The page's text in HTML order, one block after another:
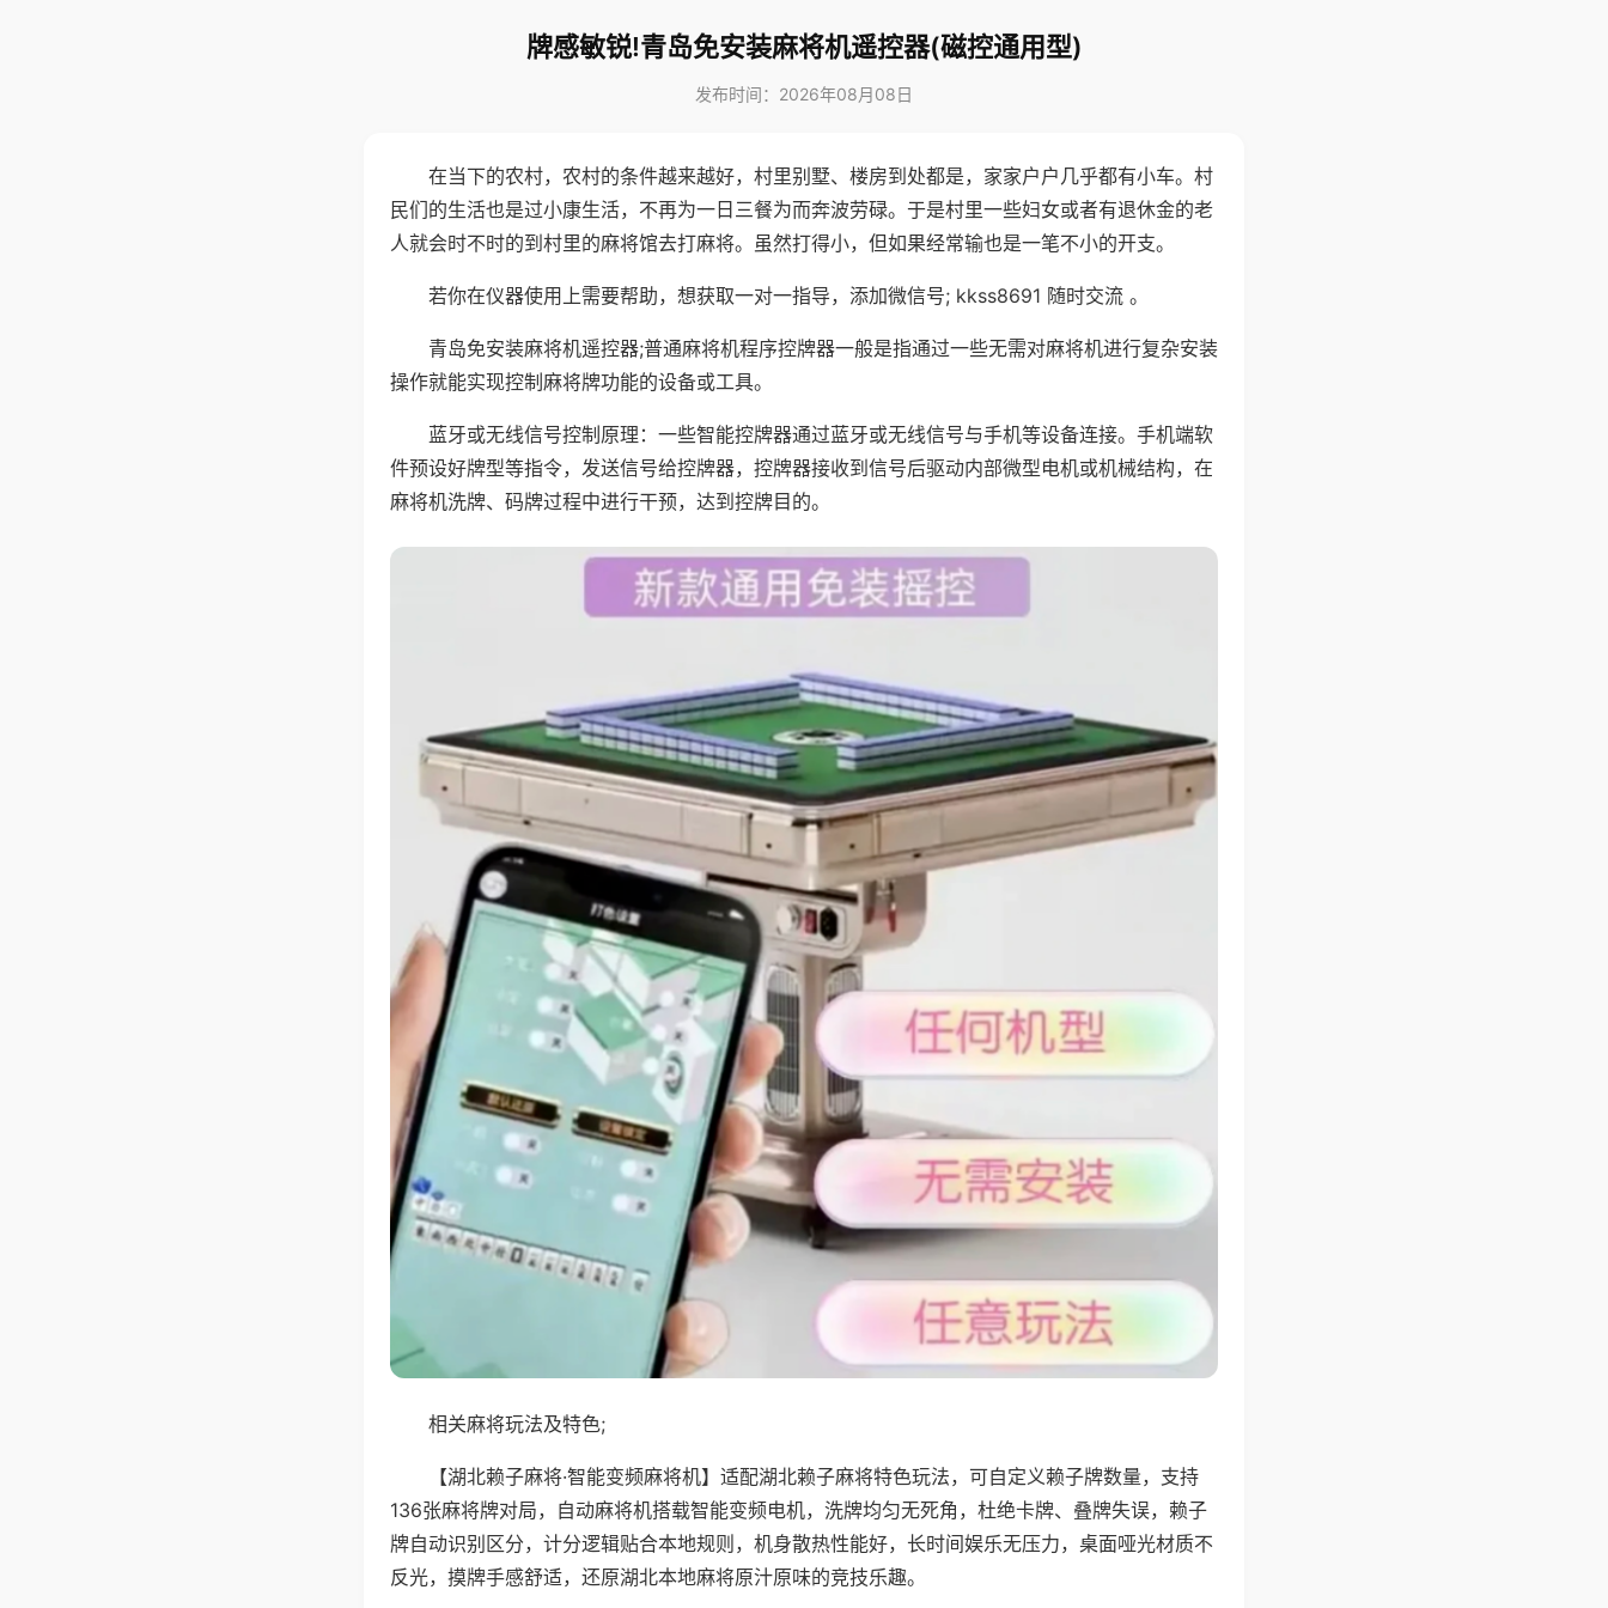
牌感敏锐!青岛免安装麻将机遥控器(磁控通用型)
发布时间：2026年08月08日
在当下的农村，农村的条件越来越好，村里别墅、楼房到处都是，家家户户几乎都有小车。村
民们的生活也是过小康生活，不再为一日三餐为而奔波劳碌。于是村里一些妇女或者有退休金的老
人就会时不时的到村里的麻将馆去打麻将。虽然打得小，但如果经常输也是一笔不小的开支。
若你在仪器使用上需要帮助，想获取一对一指导，添加微信号; kkss8691 随时交流 。
青岛免安装麻将机遥控器;普通麻将机程序控牌器一般是指通过一些无需对麻将机进行复杂安装
操作就能实现控制麻将牌功能的设备或工具。
蓝牙或无线信号控制原理：一些智能控牌器通过蓝牙或无线信号与手机等设备连接。手机端软
件预设好牌型等指令，发送信号给控牌器，控牌器接收到信号后驱动内部微型电机或机械结构，在
麻将机洗牌、码牌过程中进行干预，达到控牌目的。
相关麻将玩法及特色;
【湖北赖子麻将·智能变频麻将机】适配湖北赖子麻将特色玩法，可自定义赖子牌数量，支持
136张麻将牌对局，自动麻将机搭载智能变频电机，洗牌均匀无死角，杜绝卡牌、叠牌失误，赖子
牌自动识别区分，计分逻辑贴合本地规则，机身散热性能好，长时间娱乐无压力，桌面哑光材质不
反光，摸牌手感舒适，还原湖北本地麻将原汁原味的竞技乐趣。